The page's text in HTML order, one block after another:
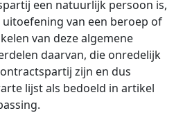
een natuurlijk persoon is,
van een beroep of
van deze algemene
daarvan, die onredelijk
zijn en dus
lijst als bedoeld in artikel